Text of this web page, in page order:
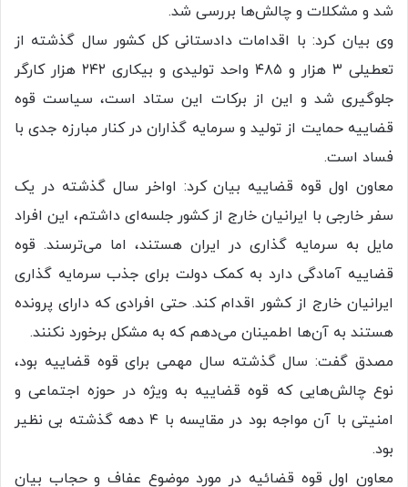
شد و مشکلات و چالش‌ها بررسی شد.
وی بیان کرد: با اقدامات دادستانی کل کشور سال گذشته از
تعطیلی ۳ هزار و ۴۸۵ واحد تولیدی و بیکاری ۲۴۲ هزار کارگر
جلوگیری شد و این از برکات این ستاد است، سیاست قوه
قضاییه حمایت از تولید و سرمایه گذاران در کنار مبارزه جدی با
فساد است.
معاون اول قوه قضاییه بیان کرد: اواخر سال گذشته در یک
سفر خارجی با ایرانیان خارج از کشور جلسه‌ای داشتم، این افراد
مایل به سرمایه گذاری در ایران هستند، اما می‌ترسند. قوه
قضاییه آمادگی دارد به کمک دولت برای جذب سرمایه گذاری
ایرانیان خارج از کشور اقدام کند. حتی افرادی که دارای پرونده
هستند به آن‌ها اطمینان می‌دهم که به مشکل برخورد نکنند.
مصدق گفت: سال گذشته سال مهمی برای قوه قضاییه بود،
نوع چالش‌هایی که قوه قضاییه به ویژه در حوزه اجتماعی و
امنیتی با آن مواجه بود در مقایسه با ۴ دهه گذشته بی نظیر
بود.
معاون اول قوه قضائیه در مورد موضوع عفاف و حجاب بیان